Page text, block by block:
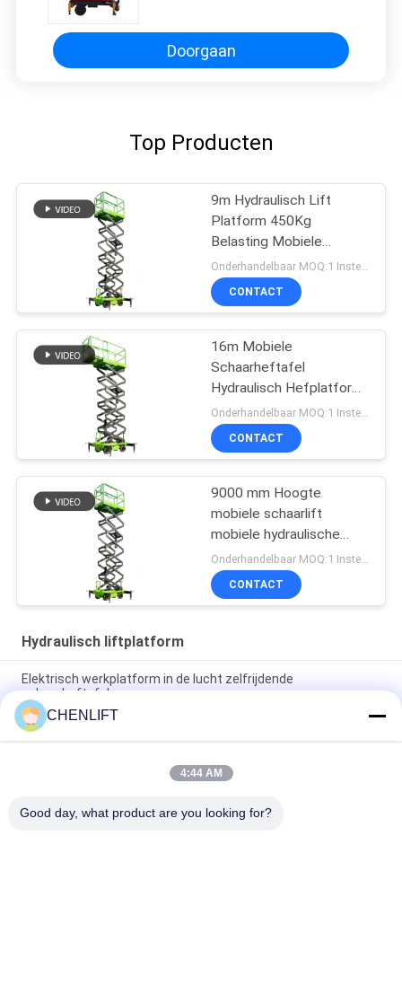
Doorgaan
Top Producten
9m Hydraulisch Lift
Platform 450Kg
Belasting Mobiele
Scheren Lift
Onderhandelbaar MOQ:1 Instellen
CONTACT
16m Mobiele
Schaarheftafel
Hydraulisch Hefplatform
Met Uitschuifbaar
Platform
CONTACT
9000 mm Hoogte
mobiele schaarlift
mobiele hydraulische
liftplatform voor het
reinigen
CONTACT
Hydraulisch liftplatform
Elektrisch werkplatform in de lucht zelfrijdende
schaarheftafel
10m Hydraulisch Lift Platform Elektrisch zelfrijdend schaarlift
met uitbreidingsplatform 450Kg Belasting
10 meter hydraulische hefplatform aluminium hoogwerker
CHENLIFT
4:44 AM
Good day, what product are you looking for?